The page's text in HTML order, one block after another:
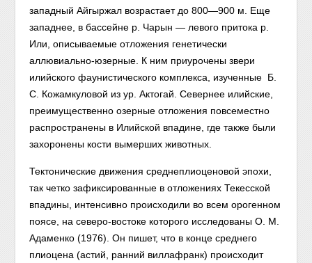
западный Айгыржал возрастает до 800—900 м. Еще
западнее, в бассейне р. Чарын — левого притока р.
Или, описываемые отложения генетически
аллювиально-юзерные. К ним приурочены звери
илийского фаунистического комплекса, изученные Б.
С. Кожамкуловой из ур. Актогай. Ceвернee илийские,
преимущественно озерные отложения повсеместно
распространены в Илийской впадине, где также были
захоронены кости вымерших животных.
Тектонические движения среднеплиоценовой эпохи,
так четко зафиксированные в отложениях Текесской
впадины, интенсивно происходили во всем орогенном
поясе, на северо-востоке которого исследованы О. М.
Адаменко (1976). Он пишет, что в конце среднего
плиоцена (астий, ранний виллафранк) происходит